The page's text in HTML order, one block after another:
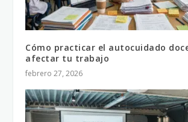
Cómo practicar el autocuidado
afectar tu trabajo
febrero 27, 2026